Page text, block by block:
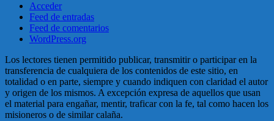
Acceder
Feed de entradas
Feed de comentarios
WordPress.org
Los lectores tienen permitido publicar, transmitir o participar en la
transferencia de cualquiera de los contenidos de este sitio, en
totalidad o en parte, siempre y cuando indiquen con claridad el autor
y origen de los mismos. A excepción expresa de aquellos que usan
el material para engañar, mentir, traficar con la fe, tal como hacen los
misioneros o de similar calaña.